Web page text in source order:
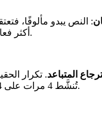
: النص يبدو مألوفًا،
النظر (retrieval practice) أكثر فعالية بشكل منتظم من قراءة المحاضرة مجددًا.
المتباعد
تُنشَّط 4 مرات على 4 أسابيع تترسّخ بعمق. ليس حجم الجهد الذي يهم، بل توزيعه عبر الزمن.